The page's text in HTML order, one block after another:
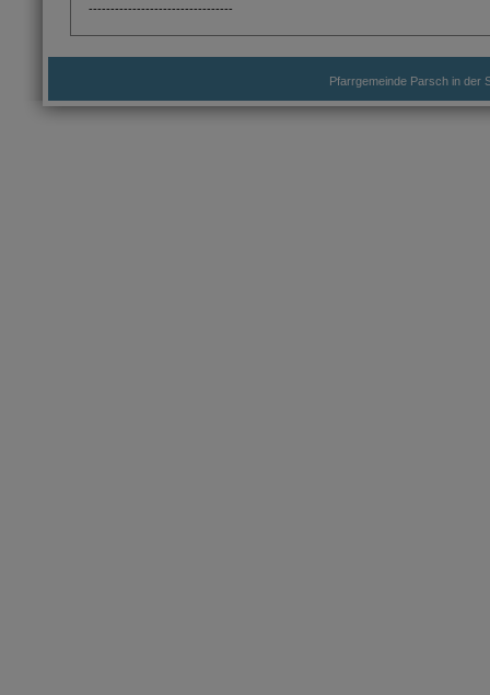
---------------------------------
Pfarrgemeinde Parsch in der